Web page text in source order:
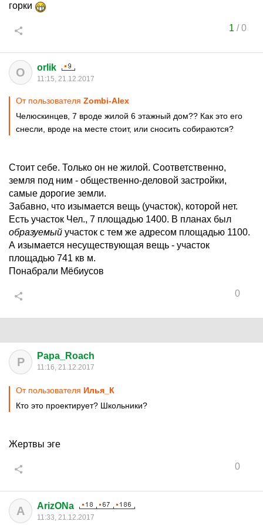
горки
1 /0
O orlik
11:15, 21.12.2017
От пользователя Zombi-Alex
Челюскинцев, 7 вроде жилой 6 этажный дом?? Как это его
снесли, вроде на месте стоит, или сносить собираются?
Стоит себе. Только он не жилой. Соответственно,
земля под ним - общественно-деловой застройки,
самые дорогие земли.
Забавно, что изымается вещь (участок), которой нет.
Есть участок Чел., 7 площадью 1400. В планах был
образуемый участок с тем же адресом площадью 1100.
А изымается несуществующая вещь - участок
площадью 741 кв м.
Понабрали Мёбиусов
0
P Papa_Roach
11:16, 21.12.2017
От пользователя Илья_К
Кто это проектирует? Школьники?
Жертвы эге
0
A ArizONa
11:33, 21.12.2017